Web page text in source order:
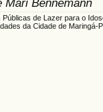
Públicas de Lazer para o
da Cidade de Maringá-